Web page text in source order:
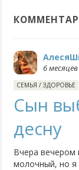
или в
6
СЕМЬЯ / ЗДОРОВЬЕ
Сын
десну
Вчера вечером
молочный, но я